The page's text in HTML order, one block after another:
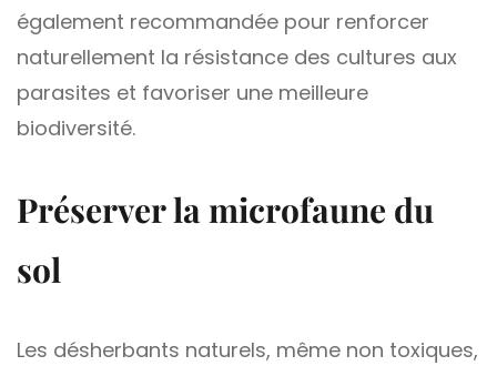
également recommandée pour renforcer
naturellement la résistance des cultures aux
parasites et favoriser une meilleure
biodiversité.
Préserver la microfaune du
sol
Les désherbants naturels, même non toxiques,